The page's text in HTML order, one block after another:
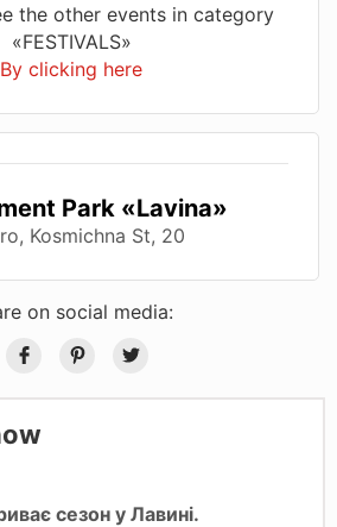
the other events in category
«FESTIVALS»
By clicking here
Park «Lavina»
Kosmichna St, 20
on social media:
сезон у Лавині.